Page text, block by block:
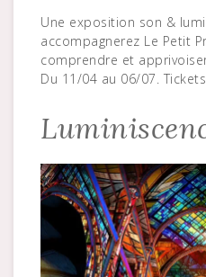
Une exposition son &
accompagnerez Le Petit
comprendre et
Du 11/04 au 06/07.